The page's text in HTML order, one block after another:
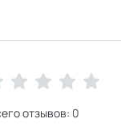
отзывов: 0